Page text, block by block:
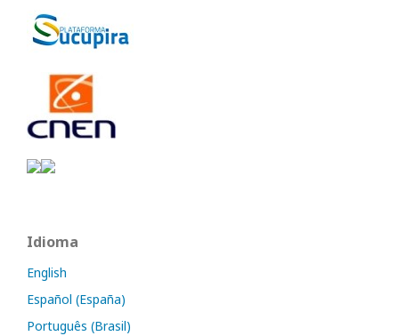
Idioma
English
Español (España)
Português (Brasil)